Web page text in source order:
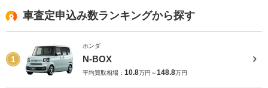
車査定申込み数ランキングから探す
1
ホンダ
N-BOX
平均買取相場： 10.8万円～148.8万円